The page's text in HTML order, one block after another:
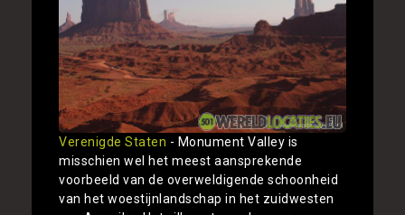
Verenigde Staten - Monument Valley is
misschien wel het meest aansprekende
voorbeeld van de overweldigende schoonheid
van het woestijnlandschap in het zuidwesten